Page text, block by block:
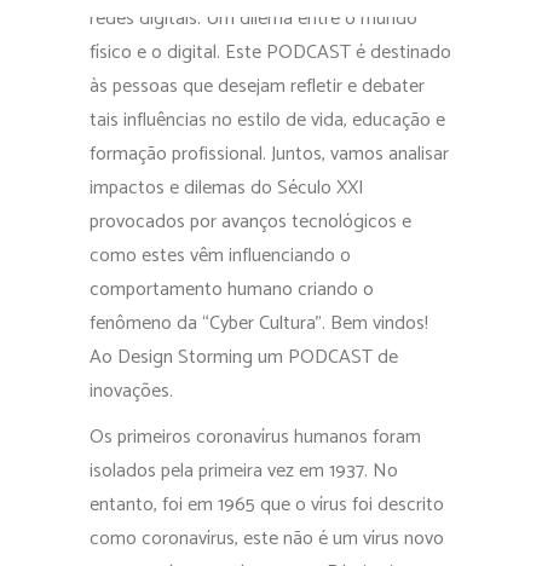
redes digitais. Um dilema entre o mundo
físico e o digital. Este PODCAST é destinado
às pessoas que desejam refletir e debater
tais influências no estilo de vida, educação e
formação profissional. Juntos, vamos analisar
impactos e dilemas do Século XXI
provocados por avanços tecnológicos e
como estes vêm influenciando o
comportamento humano criando o
fenômeno da “Cyber Cultura”. Bem vindos!
Ao Design Storming um PODCAST de
inovações.
Os primeiros coronavírus humanos foram
isolados pela primeira vez em 1937. No
entanto, foi em 1965 que o vírus foi descrito
como coronavírus, este não é um vírus novo